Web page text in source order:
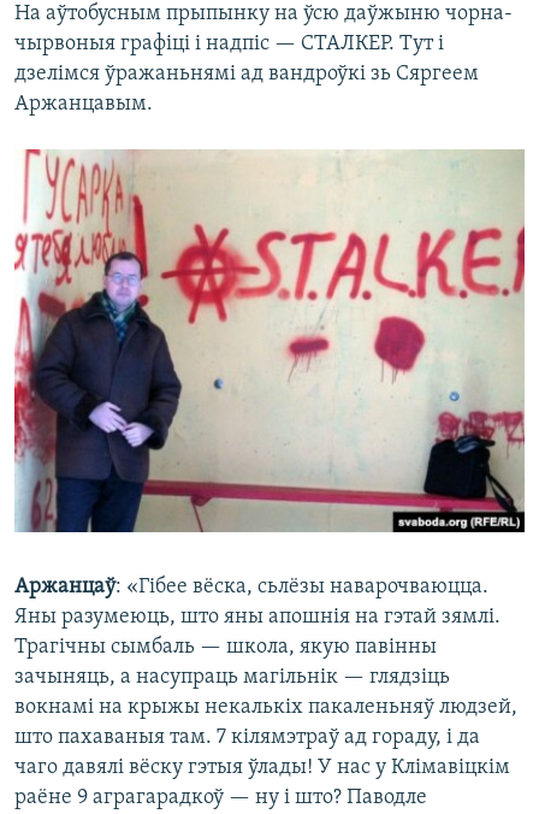
На аўтобусным прыпынку на ўсю даўжыню чорна-
чырвоныя графіці і надпіс — СТАЛКЕР. Тут і
дзелімся ўражаньнямі ад вандроўкі зь Сяргеем
Аржанцавым.
Аржанцаў: «Гібее вёска, сьлёзы наварочваюцца.
Яны разумеюць, што яны апошнія на гэтай зямлі.
Трагічны сымбаль — школа, якую павінны
зачыняць, а насупраць магільнік — глядзіць
вокнамі на крыжы некалькіх пакаленьняў людзей,
што пахаваныя там. 7 кілямэтраў ад гораду, і да
чаго давялі вёску гэтыя ўлады! У нас у Клімавіцкім
раёне 9 аграгарадкоў — ну і што? Паводле